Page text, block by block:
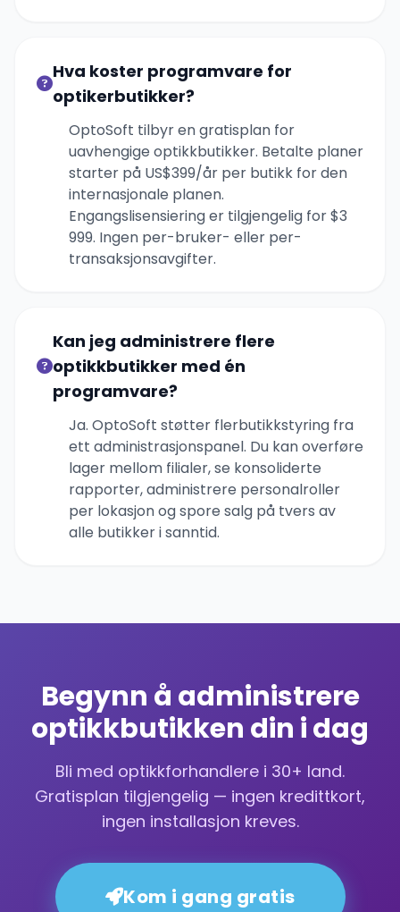
Hva koster programvare for
optikerbutikker?
OptoSoft tilbyr en gratisplan for
uavhengige optikkbutikker. Betalte planer
starter på US$399/år per butikk for den
internasjonale planen.
Engangslisensiering er tilgjengelig for $3
999. Ingen per-bruker- eller per-
transaksjonsavgifter.
Kan jeg administrere flere
optikkbutikker med én
programvare?
Ja. OptoSoft støtter flerbutikkstyring fra
ett administrasjonspanel. Du kan overføre
lager mellom filialer, se konsoliderte
rapporter, administrere personalroller
per lokasjon og spore salg på tvers av
alle butikker i sanntid.
Begynn å administrere
optikkbutikken din i dag
Bli med optikkforhandlere i 30+ land.
Gratisplan tilgjengelig — ingen kredittkort,
ingen installasjon kreves.
Kom i gang gratis